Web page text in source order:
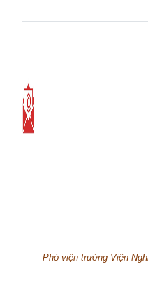
Phó viện trưởng Viện